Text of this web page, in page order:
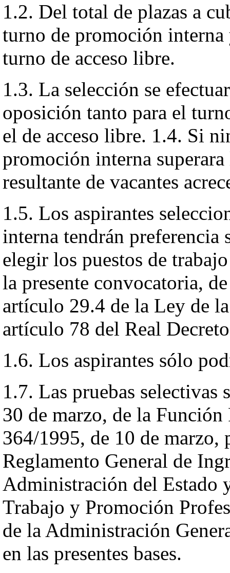
1.2. Del total de plazas a
turno de promoción interna
turno de acceso libre.
1.3. La selección se
oposición tanto para el
el de acceso libre. 1.4. Si
promoción interna
resultante de vacantes
1.5. Los aspirantes
interna tendrán
elegir los puestos de
la presente convocatoria,
artículo 29.4 de la Ley de
artículo 78 del Real
1.6. Los aspirantes sólo
1.7. Las pruebas
30 de marzo, de la
364/1995, de 10 de marzo,
Reglamento General de
Administración del Estado
Trabajo y Promoción
de la Administración
en las presentes bases.